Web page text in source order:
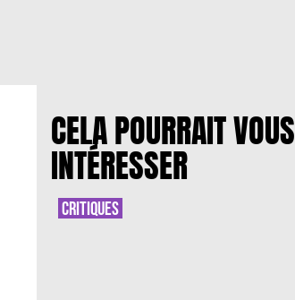
CELA POURRAIT VOUS
INTÉRESSER
CRITIQUES